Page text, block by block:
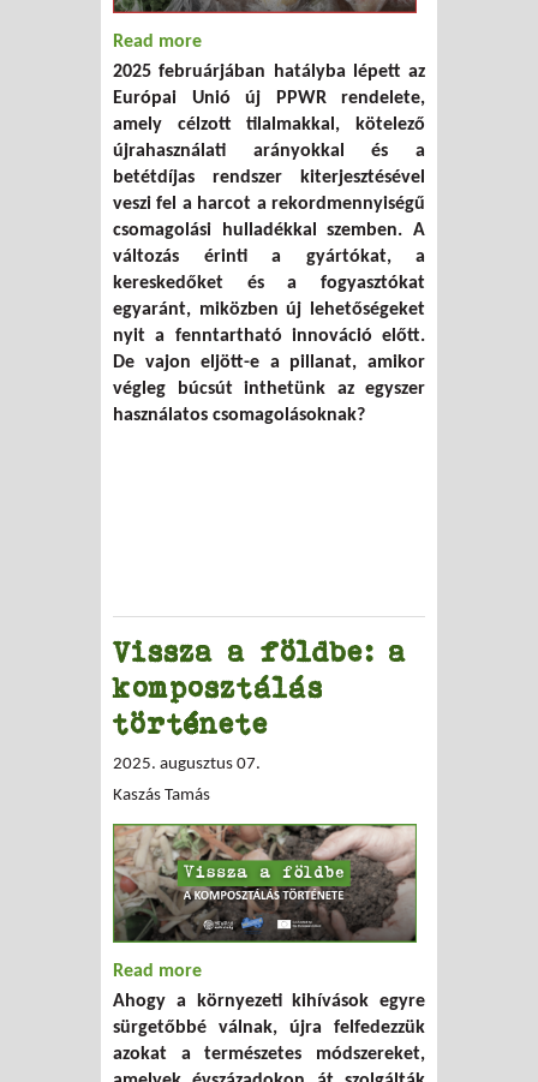
Read more
– A rendelet, ami alapjaiban formálja át
a fogyasztást
2025 februárjában hatályba lépett az
Európai Unió új PPWR rendelete,
amely célzott tilalmakkal, kötelező
újrahasználati arányokkal és a
betétdíjas rendszer kiterjesztésével
veszi fel a harcot a rekordmennyiségű
csomagolási hulladékkal szemben. A
változás érinti a gyártókat, a
kereskedőket és a fogyasztókat
egyaránt, miközben új lehetőségeket
nyit a fenntartható innováció előtt.
De vajon eljött-e a pillanat, amikor
végleg búcsút inthetünk az egyszer
használatos csomagolásoknak?
Vissza a földbe: a
komposztálás
története
2025. augusztus 07.
Kaszás Tamás
Read more
története
Ahogy a környezeti kihívások egyre
sürgetőbbé válnak, újra felfedezzük
azokat a természetes módszereket,